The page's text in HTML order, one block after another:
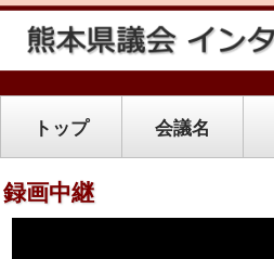
トップ 会議名
録画中継